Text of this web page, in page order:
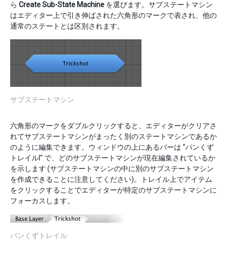
ら Create Sub-State Machine を選びます。サブステートマシン
はエディター上で引き伸ばされた六角形のマークで表され、他の
通常のステートとは区別されます。
サブステートマシン
六角形のマークをダブルクリックすると、エディターがクリアさ
れてサブステートマシンがまったく別のステートマシンであるか
のように編集できます。ウィンドウの上にあるバーは “パンくず
トレイルl” で、どのサブステートマシンが現在編集されているか
を示します (サブステートマシンの中に別のサブステートマシン
を作成できることに注意してください)。トレイル上でアイテム
をクリックすることでエディターが特定のサブステートマシンに
フォーカスします。
パンくずトレイル